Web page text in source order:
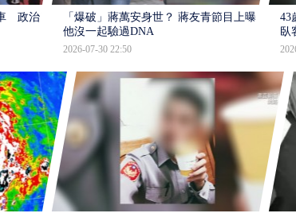
政治獻
「爆破」蔣萬安身世？ 蔣友青節目上曝：
他沒一起驗過DNA
2026-07-30 22:50
43
臥